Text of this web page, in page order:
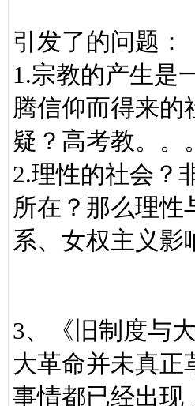
引发了的问题：
1.宗教的产生是
腾信仰而得来的
疑？高考教。。
2.理性的社会？
所在？那么理性
系、女权主义影
3、《旧制度与大
大革命并未真正
事情都已经出现